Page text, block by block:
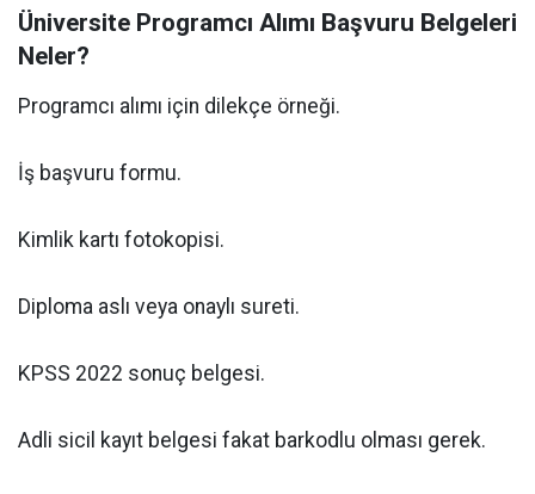
Üniversite Programcı Alımı Başvuru Belgeleri
Neler?
Programcı alımı için dilekçe örneği.
İş başvuru formu.
Kimlik kartı fotokopisi.
Diploma aslı veya onaylı sureti.
KPSS 2022 sonuç belgesi.
Adli sicil kayıt belgesi fakat barkodlu olması gerek.